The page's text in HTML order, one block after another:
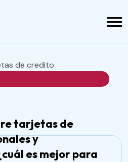
de credito
tarjetas de
y
es mejor para